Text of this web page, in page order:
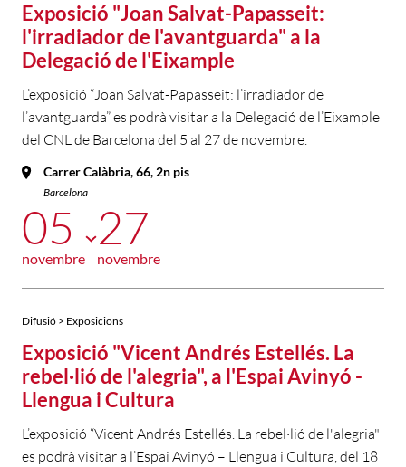
Exposició "Joan Salvat-Papasseit:
l'irradiador de l'avantguarda" a la
Delegació de l'Eixample
L’exposició “Joan Salvat-Papasseit: l’irradiador de
l’avantguarda” es podrà visitar a la Delegació de l’Eixample
del CNL de Barcelona del 5 al 27 de novembre.
Carrer Calàbria, 66, 2n pis
Barcelona
05
novembre
27
novembre
Difusió > Exposicions
Exposició "Vicent Andrés Estellés. La
rebel·lió de l'alegria", a l'Espai Avinyó -
Llengua i Cultura
L’exposició “Vicent Andrés Estellés. La rebel·lió de l'alegria"
es podrà visitar a l’Espai Avinyó – Llengua i Cultura, del 18